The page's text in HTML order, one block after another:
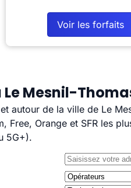
Voir les forfaits
Mesnil-
autour de la ville de Le
Free, Orange et SFR les
5G+).